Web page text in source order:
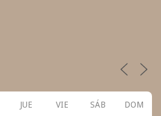
JUE VIE SÁB DOM